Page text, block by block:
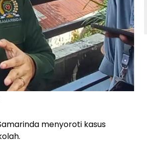
menyoroti kasus